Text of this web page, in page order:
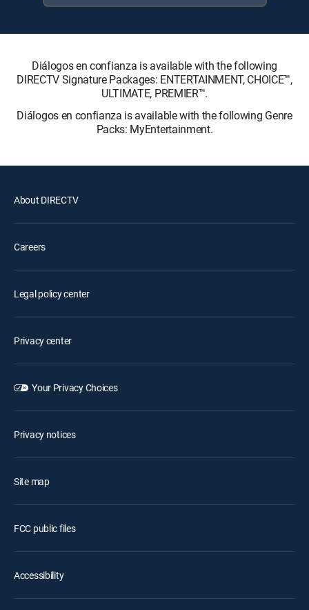
Diálogos en confianza is available with the following
DIRECTV Signature Packages: ENTERTAINMENT, CHOICE™,
ULTIMATE, PREMIER™.
Diálogos en confianza is available with the following Genre
Packs: MyEntertainment.
About DIRECTV
Careers
Legal policy center
Privacy center
Your Privacy Choices
Privacy notices
Site map
FCC public files
Accessibility